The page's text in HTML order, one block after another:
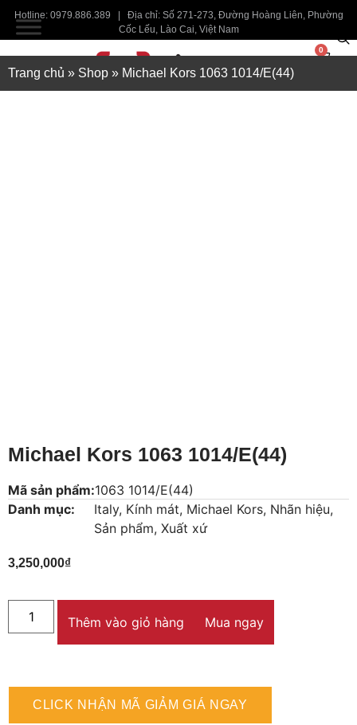
Hotline: 0979.886.389 | Địa chỉ: Số 271-273, Đường Hoàng Liên, Phường
Cốc Lếu, Lào Cai, Việt Nam
0
Trang chủ » Shop » Michael Kors 1063 1014/E(44)
Michael Kors 1063 1014/E(44)
Mã sản phẩm:1063 1014/E(44)
Danh mục:
Italy, Kính mát, Michael Kors, Nhãn hiệu,
Sản phẩm, Xuất xứ
3,250,000₫
Thêm vào giỏ hàng Mua ngay
CLICK NHẬN MÃ GIẢM GIÁ NGAY